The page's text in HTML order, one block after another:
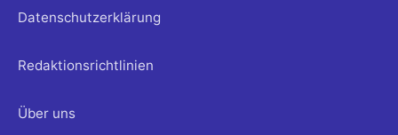
Datenschutzerklärung
Redaktionsrichtlinien
Über uns